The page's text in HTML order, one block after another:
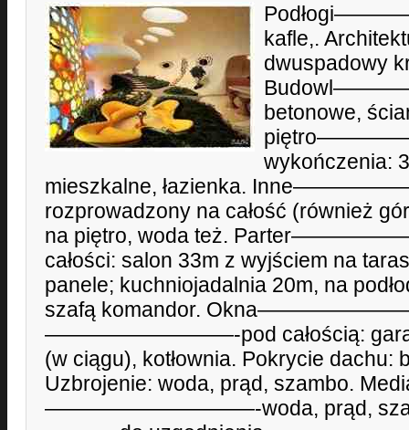
kafle,.
dwuspadowy
betonowe,
wykończenia:
mieszkalne, łazienka.
rozprowadzony na całość (również
na piętro, woda też.
całości: salon 33m z wyjściem na
panele; kuchniojadalnia 20m, na
szafą komandor.
—————————-pod całością: garaż
(w ciągu), kotłownia. Pokrycie dachu:
Uzbrojenie: woda, prąd, szambo.
——————————-woda, prąd,